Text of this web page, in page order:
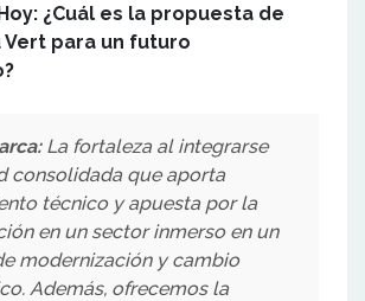
¿Cuál es la propuesta de
Vert para un futuro
La fortaleza al integrarse
consolidada que aporta
técnico y apuesta por la
en un sector inmerso en un
modernización y cambio
Además, ofrecemos la